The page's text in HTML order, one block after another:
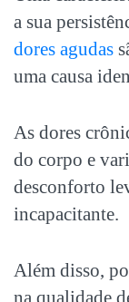
a sua
dores agudas
uma causa
As dores
do corpo e
desconforto
incapacitante.
Além disso,
na qualidade